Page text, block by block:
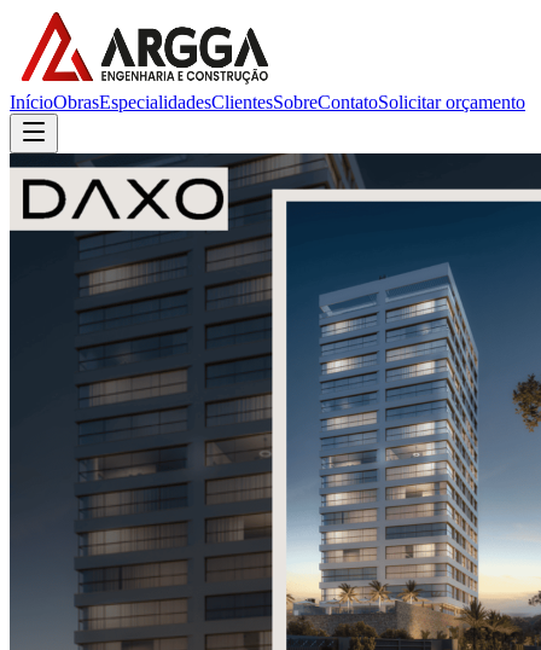
InícioObrasEspecialidadesClientesSobreContatoSolicitar orçamento